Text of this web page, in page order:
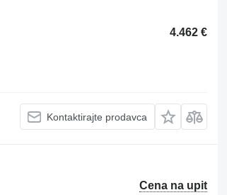
4.462 €
Kontaktirajte prodavca
Cena na upit